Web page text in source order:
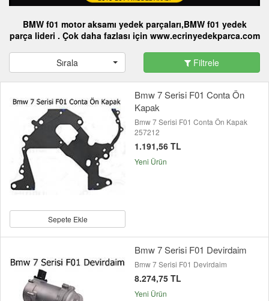
BMWf01 motor aksamı yedek parçaları,BMW f01 yedek
parçalideri . Çok daha fazlası için www.ecrinyedekparca.com
Sırala Filtrele
Sepete Ekle
Bmw 7 Serisi F01 Conta Ön
Kapak
Bmw 7 Serisi F01 Conta Ön Kapak
257212
1.191,56 TL
Yeni Ürün
Bmw 7 Serisi F01 Devirdaim
Bmw 7 Serisi F01 Devirdaim
8.274,75 TL
Yeni Ürün